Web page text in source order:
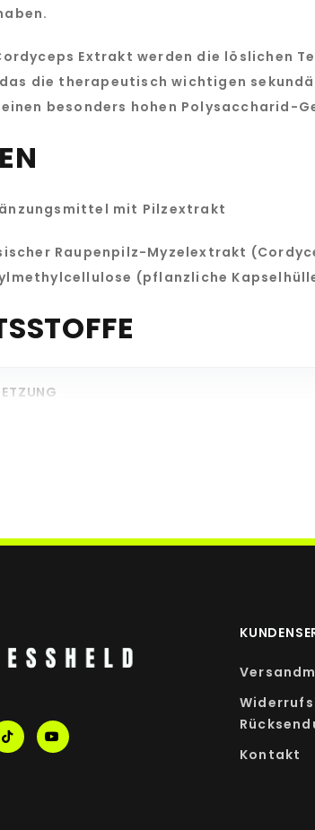
Extrakt werden die löslichen
die therapeutisch wichtigen
besonders hohen Polysaccharid-
mit Pilzextrakt
Raupenpilz-Myzelextrakt
(pflanzliche
Kontakt